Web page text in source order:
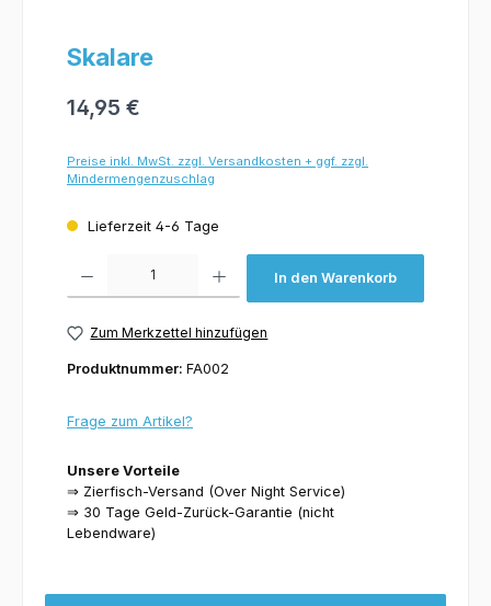
Skalare
14,95 €
Preise inkl. MwSt. zzgl. Versandkosten + ggf. zzgl.
Mindermengenzuschlag
Lieferzeit 4-6 Tage
In den Warenkorb
Zum Merkzettel hinzufügen
Produktnummer: FA002
Frage zum Artikel?
Unsere Vorteile
⇒ Zierfisch-Versand (Over Night Service)
⇒ 30 Tage Geld-Zurück-Garantie (nicht
Lebendware)